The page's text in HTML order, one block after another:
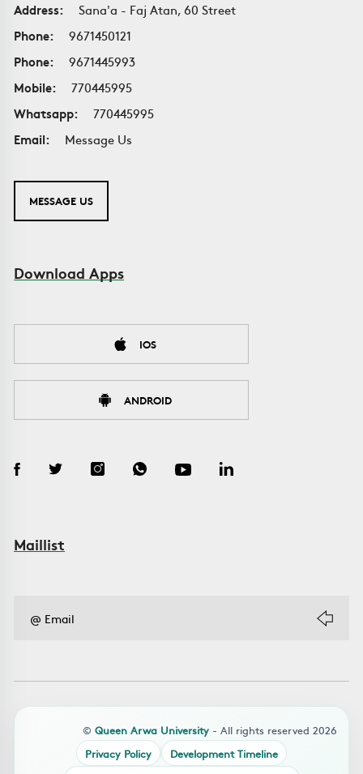
Address:
Sana'a - Faj Atan, 60 Street
Phone:
9671450121
Phone:
9671445993
Mobile:
770445995
Whatsapp:
770445995
Email:
Message Us
MESSAGE US
Download Apps
IOS
ANDROID
Maillist
© Queen Arwa University - All rights reserved 2026
Privacy Policy
Development Timeline